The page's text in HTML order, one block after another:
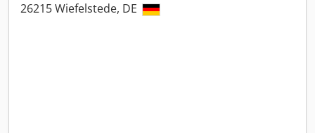
26215 Wiefelstede, DE